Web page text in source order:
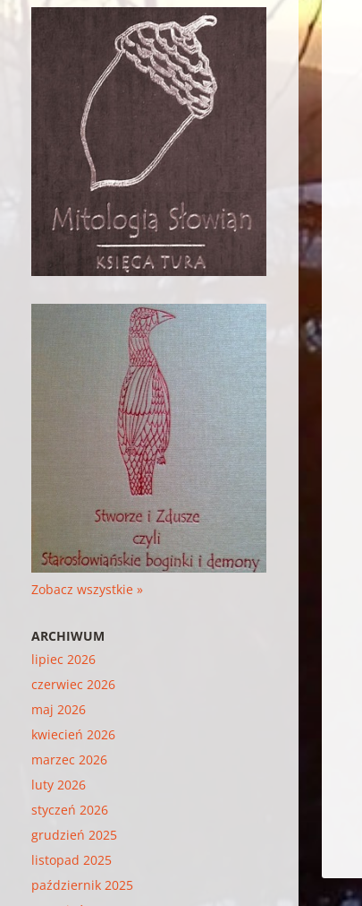
Zobacz wszystkie »
ARCHIWUM
lipiec 2026
czerwiec 2026
maj 2026
kwiecień 2026
marzec 2026
luty 2026
styczeń 2026
grudzień 2025
listopad 2025
październik 2025